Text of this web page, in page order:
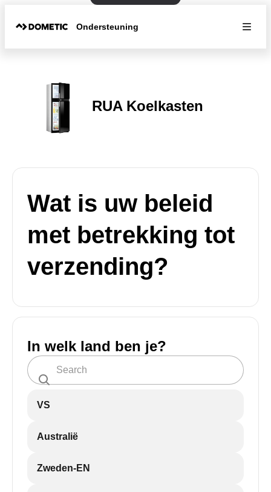
Ondersteuning
RUA Koelkasten
Wat is uw beleid
met betrekking tot
verzending?
In welk land ben je?
VS
Australië
Zweden-EN